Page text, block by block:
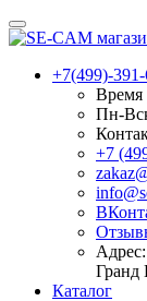
+7(499)-
Время
Пн-
+7
Гранд
Каталог